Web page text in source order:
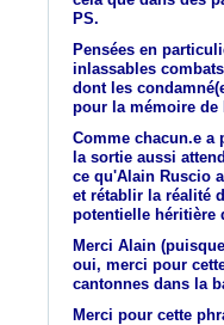
PS.
Pensées en
inlassables
dont les
pour la mémoire de
Comme chacun.e a
la sortie aussi
ce qu'Alain Ruscio
et rétablir la réalité
potentielle héritière
Merci Alain
oui, merci pour
cantonnes dans la
Merci pour cette